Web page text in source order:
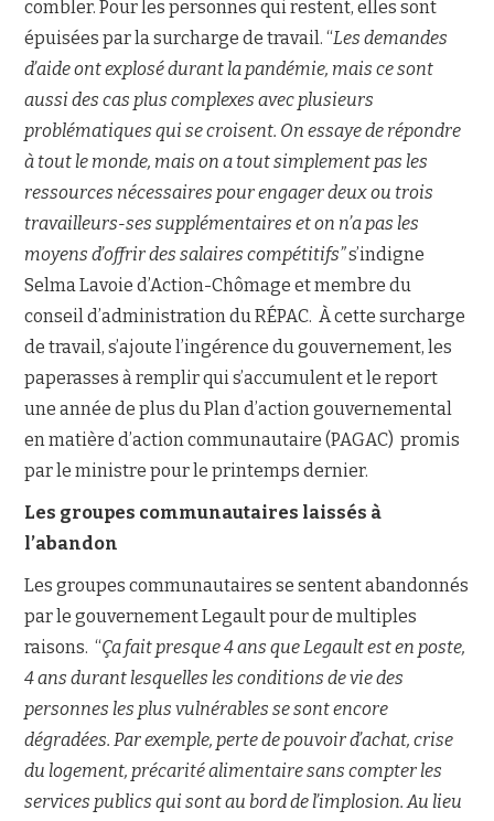
combler. Pour les personnes qui restent, elles sont
épuisées par la surcharge de travail. “Les demandes
d’aide ont explosé durant la pandémie, mais ce sont
aussi des cas plus complexes avec plusieurs
problématiques qui se croisent. On essaye de répondre
à tout le monde, mais on a tout simplement pas les
ressources nécessaires pour engager deux ou trois
travailleurs-ses supplémentaires et on n’a pas les
moyens d’offrir des salaires compétitifs”s’indigne
Selma Lavoie d’Action-Chômage et membre du
conseil d’administration du RÉPAC. À cette surcharge
de travail, s’ajoute l’ingérence du gouvernement, les
paperasses à remplir qui s’accumulent et le report
une année de plus du Plan d’action gouvernemental
en matière d’action communautaire (PAGAC) promis
par le ministre pour le printemps dernier.
Les groupes communautaires laissés à
l’abandon
Les groupes communautaires se sentent abandonnés
par le gouvernement Legault pour de multiples
raisons. “Ça fait presque 4 ans que Legault est en poste,
4 ans durant lesquelles les conditions de vie des
personnes les plus vulnérables se sont encore
dégradées. Par exemple, perte de pouvoir d’achat, crise
du logement, précarité alimentaire sans compter les
services publics qui sont au bord de l’implosion. Au lieu